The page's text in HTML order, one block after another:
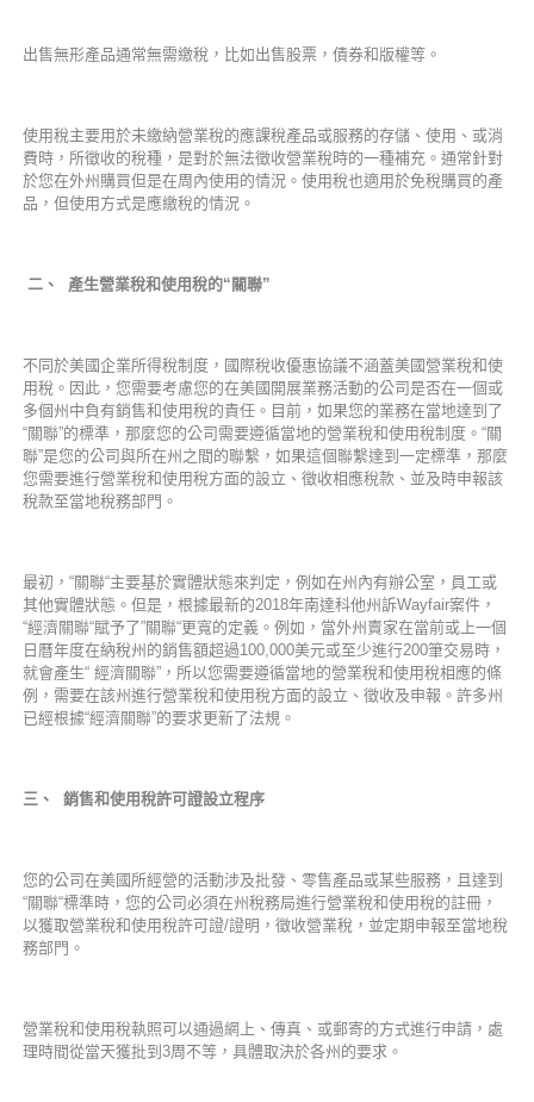
出售無形產品通常無需繳稅，比如出售股票，債券和版權等。
使用稅主要用於未繳納營業稅的應課稅產品或服務的存儲、使用、或消
費時，所徵收的稅種，是對於無法徵收營業稅時的一種補充。通常針對
於您在外州購買但是在周內使用的情況。使用稅也適用於免稅購買的產
品，但使用方式是應繳稅的情況。
二、 產生營業稅和使用稅的“關聯”
不同於美國企業所得稅制度，國際稅收優惠協議不涵蓋美國營業稅和使
用稅。因此，您需要考慮您的在美國開展業務活動的公司是否在一個或
多個州中負有銷售和使用稅的責任。目前，如果您的業務在當地達到了
“關聯”的標準，那麼您的公司需要遵循當地的營業稅和使用稅制度。“關
聯”是您的公司與所在州之間的聯繫，如果這個聯繫達到一定標準，那麼
您需要進行營業稅和使用稅方面的設立、徵收相應稅款、並及時申報該
稅款至當地稅務部門。
最初，“關聯“主要基於實體狀態來判定，例如在州內有辦公室，員工或
其他實體狀態。但是，根據最新的2018年南達科他州訴Wayfair案件，
“經濟關聯“賦予了”關聯“更寬的定義。例如，當外州賣家在當前或上一個
日曆年度在納稅州的銷售額超過100,000美元或至少進行200筆交易時，
就會產生“ 經濟關聯”，所以您需要遵循當地的營業稅和使用稅相應的條
例，需要在該州進行營業稅和使用稅方面的設立、徵收及申報。許多州
已經根據“經濟關聯”的要求更新了法規。
三、 銷售和使用稅許可證設立程序
您的公司在美國所經營的活動涉及批發、零售產品或某些服務，且達到
“關聯“標準時，您的公司必須在州稅務局進行營業稅和使用稅的註冊，
以獲取營業稅和使用稅許可證/證明，徵收營業稅，並定期申報至當地稅
務部門。
營業稅和使用稅執照可以通過網上、傳真、或郵寄的方式進行申請，處
理時間從當天獲批到3周不等，具體取決於各州的要求。